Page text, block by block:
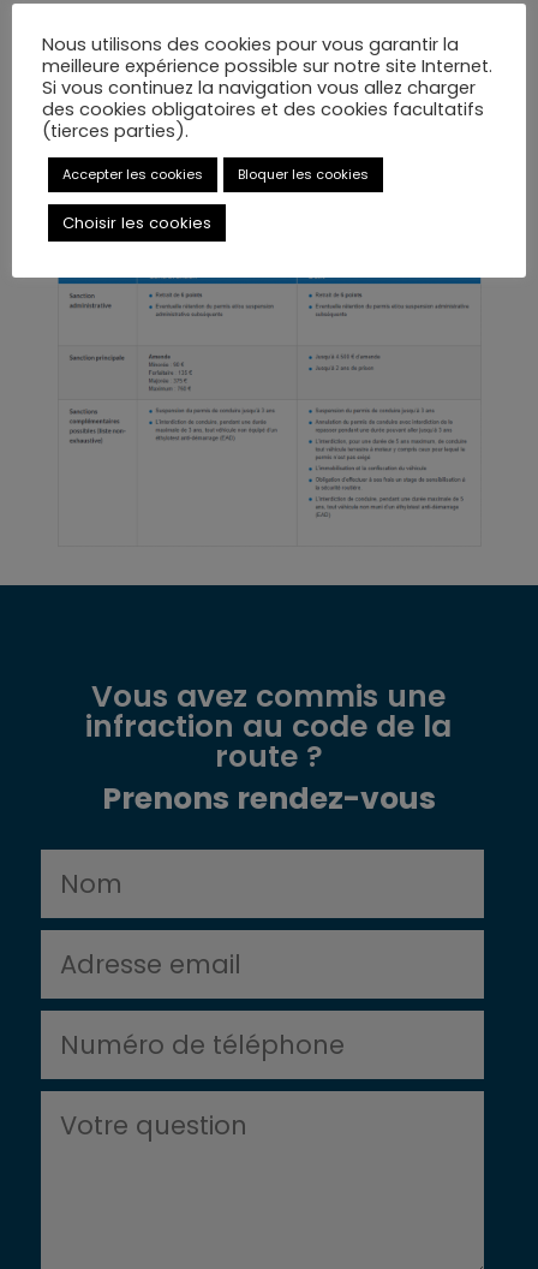
éléments de votre dossier fourni par le Procureur
de la République.
Votre avocat pourra alors vous conseiller de vous
opposer à l’ordonnance pénale si cela s’avérait
nécessaire.
Vous avez commis une
infraction au code de la
route ?
Prenons rendez-vous
Nous utilisons des cookies pour vous garantir la
meilleure expérience possible sur notre site Internet.
Si vous continuez la navigation vous allez charger
des cookies obligatoires et des cookies facultatifs
(tierces parties).
Accepter les cookies Bloquer les cookies
Choisir les cookies